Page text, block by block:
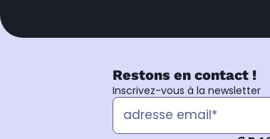
Restons en contact !
Inscrivez-vous à la newsletter